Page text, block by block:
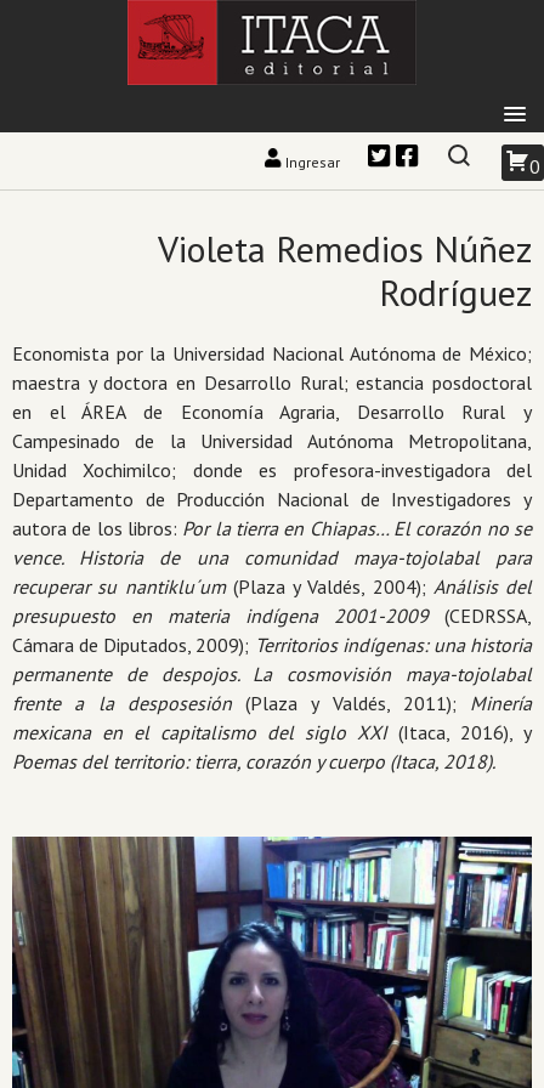
Ingresar 0
Violeta Remedios Núñez
Rodríguez
Economista por la Universidad Nacional Autónoma de México;
maestra y doctora en Desarrollo Rural; estancia posdoctoral
en el ÁREA de Economía Agraria, Desarrollo Rural y
Campesinado de la Universidad Autónoma Metropolitana,
Unidad Xochimilco; donde es profesora-investigadora del
Departamento de Producción Nacional de Investigadores y
autora de los libros: Por la tierra en Chiapas… El corazón no se
vence. Historia de una comunidad maya-tojolabal para
recuperar su nantiklu´um (Plaza y Valdés, 2004); Análisis del
presupuesto en materia indígena 2001-2009 (CEDRSSA,
Cámara de Diputados, 2009); Territorios indígenas: una historia
permanente de despojos. La cosmovisión maya-tojolabal
frente a la desposesión(Plaza y Valdés, 2011); Minería
mexicana en el capitalismo del siglo XXI(Itaca, 2016), y
Poemas del territorio: tierra, corazón y cuerpo (Itaca, 2018).